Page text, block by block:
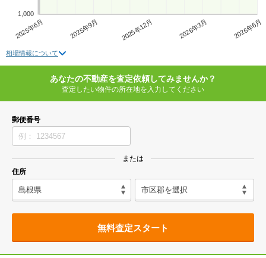
2025年6月 2025年9月 2025年12月 2026年3月 2026年6月
1,000
相場情報について
あなたの不動産を査定依頼してみませんか？
査定したい物件の所在地を入力してください
郵便番号
または
住所
無料査定スタート